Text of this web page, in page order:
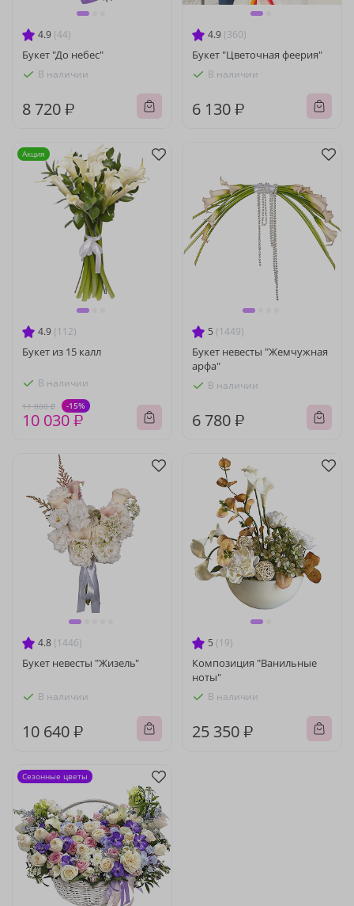
4.9 (44)
Букет "До небес"
В наличии
8 720 ₽
4.9 (360)
Букет "Цветочная феерия"
В наличии
6 130 ₽
4.9 (112)
Букет из 15 калл
В наличии
11 800 ₽ -15%
10 030 ₽
Акция
5 (1449)
Букет невесты "Жемчужная
арфа"
В наличии
6 780 ₽
4.8 (1446)
Букет невесты "Жизель"
В наличии
10 640 ₽
5 (19)
Композиция "Ванильные
ноты"
В наличии
25 350 ₽
Сезонные цветы